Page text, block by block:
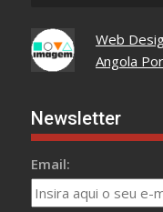
Web
Angola
Newsletter
Email: